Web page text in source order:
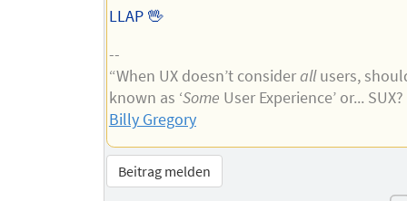
LLAP 🖖
--
“When UX doesn’t considerallusers,
known as ‘Some User Experience’ or...
Billy Gregory
Beitrag melden